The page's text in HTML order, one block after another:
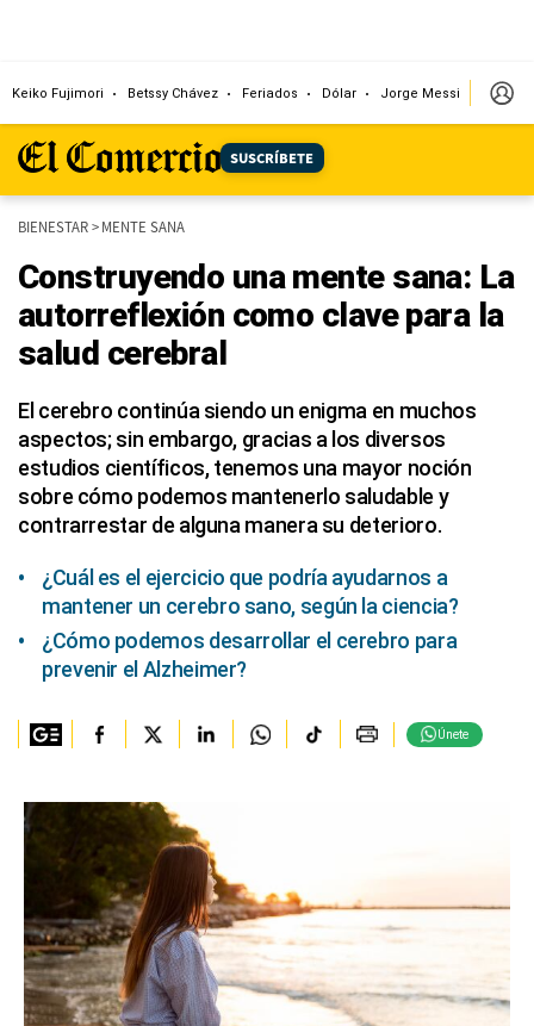
SUSCRÍBETE
Keiko Fujimori Betssy Chávez Feriados Dólar Jorge Messi Papa
BIENESTAR> MENTE SANA
Construyendo una mente sana: La
autorreflexión como clave para la
salud cerebral
El cerebro continúa siendo un enigma en muchos
aspectos; sin embargo, gracias a los diversos
estudios científicos, tenemos una mayor noción
sobre cómo podemos mantenerlo saludable y
contrarrestar de alguna manera su deterioro.
¿Cuál es el ejercicio que podría ayudarnos a
mantener un cerebro sano, según la ciencia?
¿Cómo podemos desarrollar el cerebro para
prevenir el Alzheimer?
Únete